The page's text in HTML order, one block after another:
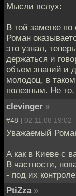
Мысли вслух:
В той заметке
Роман
это узнал,
держаться и
объем знаний и
молодоц, в
полезным. Не то,
clevinger »
#48 | 02.11.08 19:02
Уважаемый
А как в Киеве с
В частности,
- под их
PtiZza »